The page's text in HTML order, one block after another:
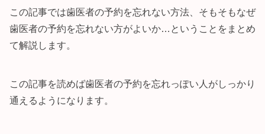
この記事では歯医者の予約を忘れない方法、そもそもなぜ
歯医者の予約を忘れない方がよいか…ということをまとめ
て解説します。
この記事を読めば歯医者の予約を忘れっぽい人がしっかり
通えるようになります。